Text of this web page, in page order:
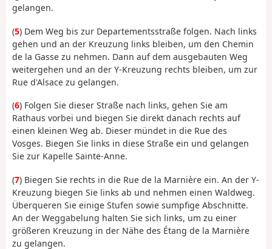
gelangen.
(5) Dem Weg bis zur Departementsstraße folgen. Nach links
gehen und an der Kreuzung links bleiben, um den Chemin
de la Gasse zu nehmen. Dann auf dem ausgebauten Weg
weitergehen und an der Y-Kreuzung rechts bleiben, um zur
Rue d'Alsace zu gelangen.
(6) Folgen Sie dieser Straße nach links, gehen Sie am
Rathaus vorbei und biegen Sie direkt danach rechts auf
einen kleinen Weg ab. Dieser mündet in die Rue des
Vosges. Biegen Sie links in diese Straße ein und gelangen
Sie zur Kapelle Sainte-Anne.
(7) Biegen Sie rechts in die Rue de la Marnière ein. An der Y-
Kreuzung biegen Sie links ab und nehmen einen Waldweg.
Überqueren Sie einige Stufen sowie sumpfige Abschnitte.
An der Weggabelung halten Sie sich links, um zu einer
größeren Kreuzung in der Nähe des Étang de la Marnière
zu gelangen.